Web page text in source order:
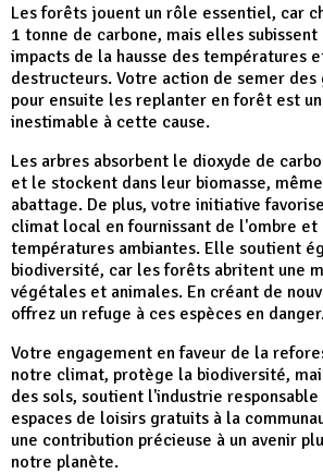
Les forêts jouent un rôle essentiel, car
1 tonne de carbone, mais elles
impacts de la hausse des températures
destructeurs. Votre action de semer des
pour ensuite les replanter en forêt est
inestimable à cette cause.
Les arbres absorbent le dioxyde de
et le stockent dans leur biomasse,
abattage. De plus, votre initiative
climat local en fournissant de l'ombre et
températures ambiantes. Elle soutient
biodiversité, car les forêts abritent une
végétales et animales. En créant de
offrez un refuge à ces espèces en
Votre engagement en faveur de la
notre climat, protège la biodiversité,
des sols, soutient l'industrie
espaces de loisirs gratuits à la
une contribution précieuse à un avenir
notre planète.